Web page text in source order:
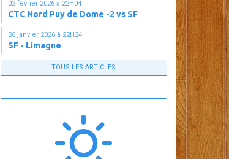
02 février 2026 à 22H04
CTC Nord Puy de Dome -2 vs SF
26 janvier 2026 à 22H24
SF - Limagne
TOUS LES ARTICLES